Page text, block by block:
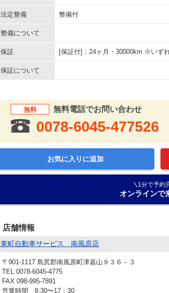
法定整備 整備付
整備について
保証 [保証付]：24ヶ月・30000km ※いず
保証について
無料 無料電話でお問い合わせ
0078-6045-477526
お気に入りに追加
1分で予約
オンラインで
店舗情報
東町自動車サービス 南風原店
〒901-1117 島尻郡南風原町津嘉山９３６－３
TEL 0078-6045-4775
FAX 098-995-7891
営業時間 8:30〜17：30